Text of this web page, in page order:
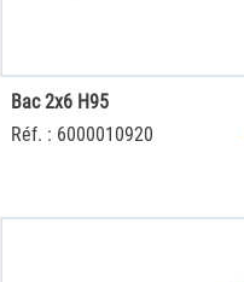
Bac 2x6 H95
Réf. : 6000010920